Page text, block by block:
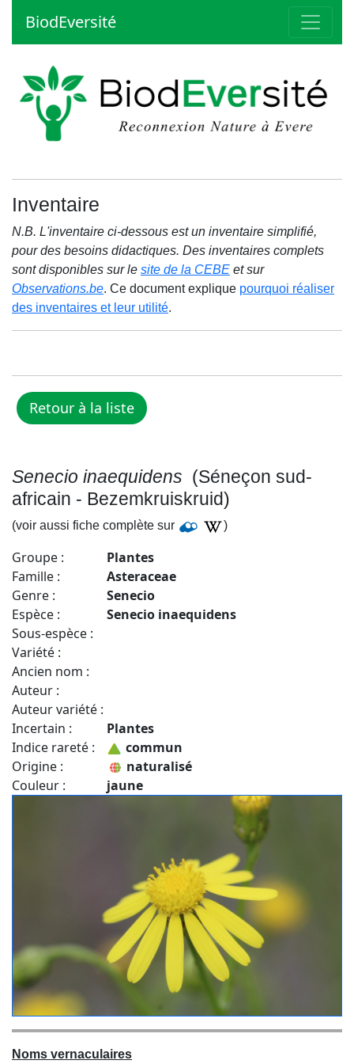
BiodEversité
Inventaire
N.B. L'inventaire ci-dessous est un inventaire simplifié,
pour des besoins didactiques. Des inventaires complets
sont disponibles sur le site de la CEBE et sur
Observations.be. Ce document explique pourquoi réaliser
des inventaires et leur utilité.
Senecio inaequidens (Séneçon sud-
africain - Bezemkruiskruid)
(voir aussi fiche complète sur )
Groupe :
Plantes
Famille :
Asteraceae
Genre :
Senecio
Espèce :
Senecio inaequidens
Sous-espèce :
Variété :
Ancien nom :
Auteur :
Auteur variété :
Incertain :
Plantes
Indice rareté :
commun
Origine :
naturalisé
Couleur :
jaune
Noms vernaculaires